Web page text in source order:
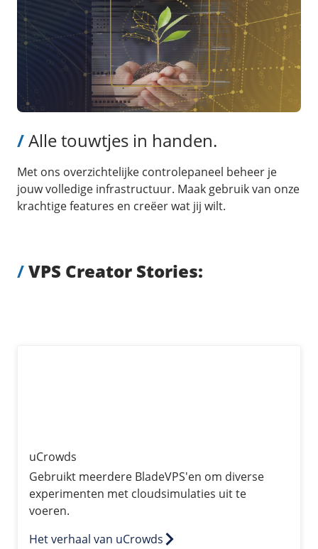
/Alle touwtjes in handen.
Met ons overzichtelijke controlepaneel beheer je
jouw volledige infrastructuur. Maak gebruik van onze
krachtige features en creëer wat jij wilt.
/VPS Creator Stories:
uCrowds
Gebruikt meerdere BladeVPS'en om diverse
experimenten met cloudsimulaties uit te
voeren.
Het verhaal van uCrowds